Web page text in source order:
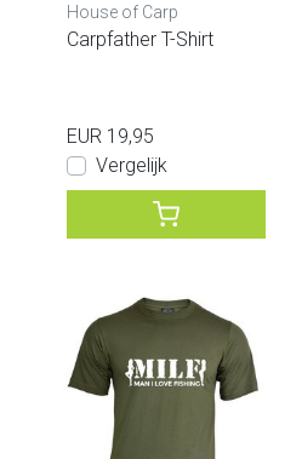
House of Carp
Carpfather T-Shirt
EUR 19,95
Vergelijk